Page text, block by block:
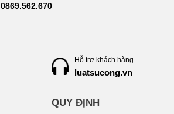
0869.562.670
Hỗ trợ khách hàng
luatsucong.vn
QUY ĐỊNH